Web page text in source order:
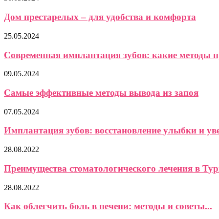
Дом престарелых – для удобства и комфорта
25.05.2024
Современная имплантация зубов: какие методы
09.05.2024
Самые эффективные методы вывода из запоя
07.05.2024
Имплантация зубов: восстановление улыбки и
28.08.2022
Преимущества стоматологического лечения в
28.08.2022
Как облегчить боль в печени: методы и советы...